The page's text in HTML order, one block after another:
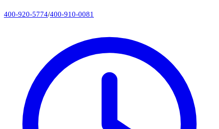
400-920-5774/400-910-0081